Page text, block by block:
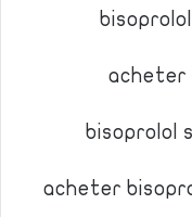
acheter
bisoprolol
acheter